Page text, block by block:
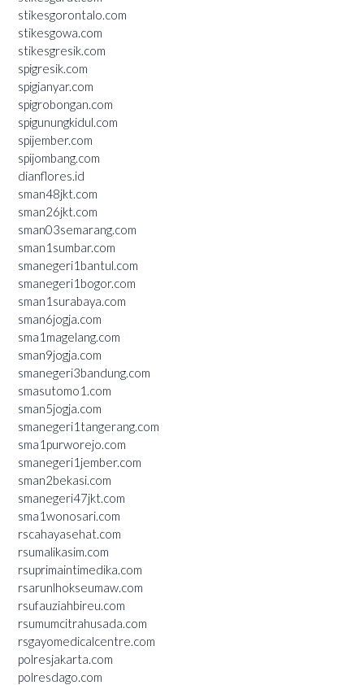
stikesgorontalo.com
stikesgowa.com
stikesgresik.com
spigresik.com
spigianyar.com
spigrobongan.com
spigunungkidul.com
spijember.com
spijombang.com
dianflores.id
sman48jkt.com
sman26jkt.com
sman03semarang.com
sman1sumbar.com
smanegeri1bantul.com
smanegeri1bogor.com
sman1surabaya.com
sman6jogja.com
sma1magelang.com
sman9jogja.com
smanegeri3bandung.com
smasutomo1.com
sman5jogja.com
smanegeri1tangerang.com
sma1purworejo.com
smanegeri1jember.com
sman2bekasi.com
smanegeri47jkt.com
sma1wonosari.com
rscahayasehat.com
rsumalikasim.com
rsuprimaintimedika.com
rsarunlhokseumaw.com
rsufauziahbireu.com
rsumumcitrahusada.com
rsgayomedicalcentre.com
polresjakarta.com
polresdago.com